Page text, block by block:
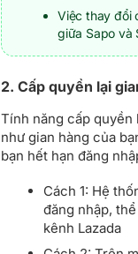
Việc thay đổi
giữa Sapo và
2. Cấp quyền lại
Tính năng cấp quyền
như gian hàng của
bạn hết hạn đăng
Cách 1: Hệ
đăng nhập,
kênh Lazada